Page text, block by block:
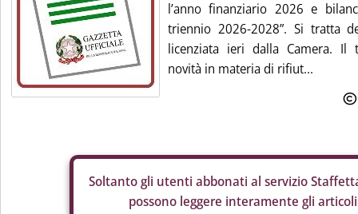
l’anno finanziario 2026 e
triennio 2026-2028”. Si tratta
licenziata ieri dalla Camera. Il
novità in materia di rifiut...
Soltanto gli utenti abbonati al servizio
possono leggere interamente gli